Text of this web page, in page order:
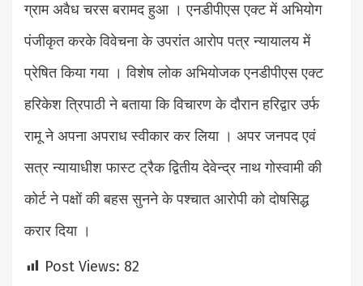
ग्राम अवैध चरस बरामद हुआ । एनडीपीएस एक्ट में अभियोग
पंजीकृत करके विवेचना के उपरांत आरोप पत्र न्यायालय में
प्रेषित किया गया । विशेष लोक अभियोजक एनडीपीएस एक्ट
हरिकेश त्रिपाठी ने बताया कि विचारण के दौरान हरिद्वार उर्फ
रामू ने अपना अपराध स्वीकार कर लिया । अपर जनपद एवं
सत्र न्यायाधीश फास्ट ट्रैक द्वितीय देवेन्द्र नाथ गोस्वामी की
कोर्ट ने पक्षों की बहस सुनने के पश्चात आरोपी को दोषसिद्ध
करार दिया ।
Post Views: 82